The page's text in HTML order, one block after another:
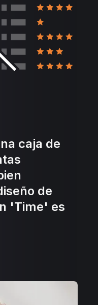
caja de
de
'Time' es